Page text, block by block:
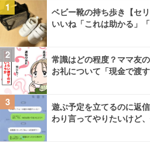
1
ベビー靴の持ち歩き【セ
いいね「これは助かる」
2
常識はどの程度？ママ友
お礼について「現金で渡
3
遊ぶ予定を立てるのに返
わり言ってやりたいけど